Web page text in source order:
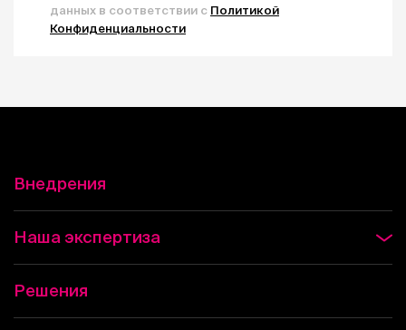
данных в соответствии с Политикой
Конфиденциальности
Внедрения
Наша экспертиза
Решения